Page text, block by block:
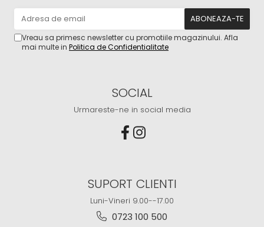
Vreau sa primesc newsletter cu promotiile magazinului. Afla
mai multe in Politica de Confidentialitate
SOCIAL
Urmareste-ne in social media
SUPORT CLIENTI
Luni-Vineri 9.00--17.00
0723 100 500